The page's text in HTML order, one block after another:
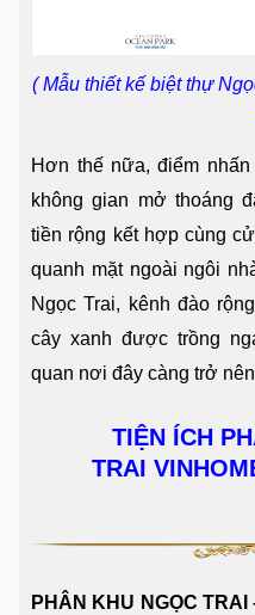
( Mẫu thiết kế biệt thự
Hơn thế nữa, điểm
không gian mở thoáng
tiền rộng kết hợp cùng
quanh mặt ngoài ngôi
Ngọc Trai, kênh đào
cây xanh được trồng
quan nơi đây càng trở
TIỆN ÍCH
TRAI
PHÂN KHU NGỌC